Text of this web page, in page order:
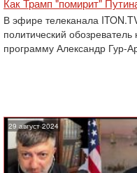
Как Трамп "помирит"
В эфире телеканала
политический
программу Александр Гур-
29 август 2024